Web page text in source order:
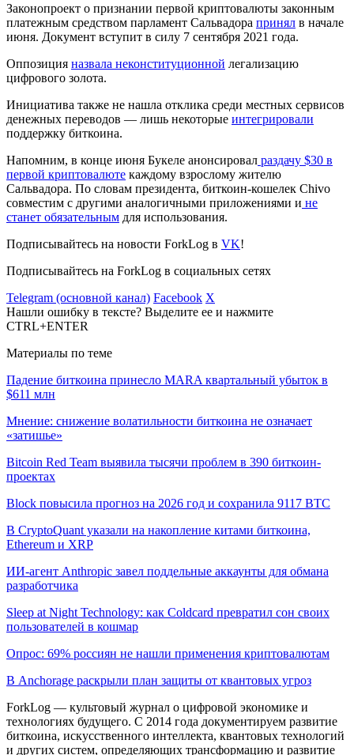
Законопроект о признании первой криптовалюты законным
платежным средством парламент Сальвадора принял в начале
июня. Документ вступит в силу 7 сентября 2021 года.
Оппозиция назвала неконституционной легализацию
цифрового золота.
Инициатива также не нашла отклика среди местных сервисов
денежных переводов — лишь некоторые интегрировали
поддержку биткоина.
Напомним, в конце июня Букеле анонсировал раздачу $30 в
первой криптовалюте каждому взрослому жителю
Сальвадора. По словам президента, биткоин-кошелек Chivo
совместим с другими аналогичными приложениями и не
станет обязательным для использования.
Подписывайтесь на новости ForkLog в VK!
Подписывайтесь на ForkLog в социальных сетях
Telegram (основной канал) Facebook X
Нашли ошибку в тексте? Выделите ее и нажмите
CTRL+ENTER
Материалы по теме
Падение биткоина принесло MARA квартальный убыток в
$611 млн
Мнение: снижение волатильности биткоина не означает
«затишье»
Bitcoin Red Team выявила тысячи проблем в 390 биткоин-
проектах
Block повысила прогноз на 2026 год и сохранила 9117 BTC
В CryptoQuant указали на накопление китами биткоина,
Ethereum и XRP
ИИ-агент Anthropic завел поддельные аккаунты для обмана
разработчика
Sleep at Night Technology: как Coldcard превратил сон своих
пользователей в кошмар
Опрос: 69% россиян не нашли применения криптовалютам
В Anchorage раскрыли план защиты от квантовых угроз
ForkLog — культовый журнал о цифровой экономике и
технологиях будущего. С 2014 года документируем развитие
биткоина, искусственного интеллекта, квантовых технологий
и других систем, определяющих трансформацию и развитие